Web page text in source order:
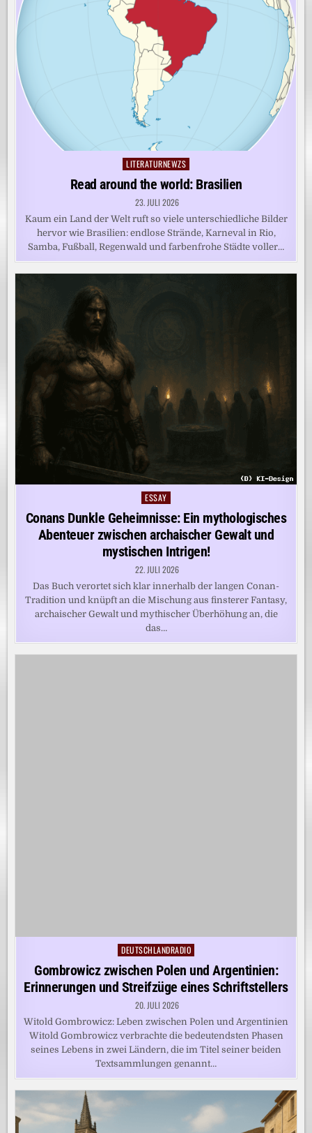
Posted
LITERATURNEWZS
Read around the world: Brasilien
23. JULI 2026
Kaum ein Land der Welt ruft so viele unterschiedliche Bilder
hervor wie Brasilien: endlose Strände, Karneval in Rio,
Samba, Fußball, Regenwald und farbenfrohe Städte voller…
Posted
ESSAY
Conans Dunkle Geheimnisse: Ein mythologisches
Abenteuer zwischen archaischer Gewalt und
mystischen Intrigen!
22. JULI 2026
Das Buch verortet sich klar innerhalb der langen Conan-
Tradition und knüpft an die Mischung aus finsterer Fantasy,
archaischer Gewalt und mythischer Überhöhung an, die
das…
Posted
in
DEUTSCHLANDRADIO
Gombrowicz zwischen Polen und Argentinien:
Erinnerungen und Streifzüge eines Schriftstellers
20. JULI 2026
Witold Gombrowicz: Leben zwischen Polen und Argentinien
Witold Gombrowicz verbrachte die bedeutendsten Phasen
seines Lebens in zwei Ländern, die im Titel seiner beiden
Textsammlungen genannt…